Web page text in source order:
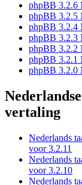
phpBB 3.2.6
phpBB 3.2.5
phpBB 3.2.4
phpBB 3.2.3
phpBB 3.2.2
phpBB 3.2.1
phpBB 3.2.0
Nederlandse
vertaling
Nederlands
voor 3.2.11
Nederlands
voor 3.2.10
Nederlands